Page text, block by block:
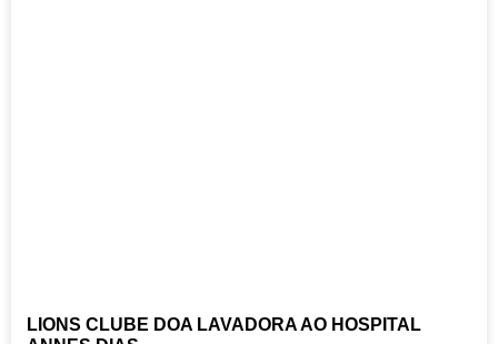
LIONS CLUBE DOA LAVADORA AO HOSPITAL